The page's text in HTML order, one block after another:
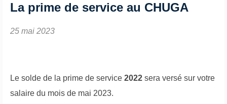
La prime de service au CHUGA
25 mai 2023
Le solde de la prime de service 2022 sera versé sur votre
salaire du mois de mai 2023.